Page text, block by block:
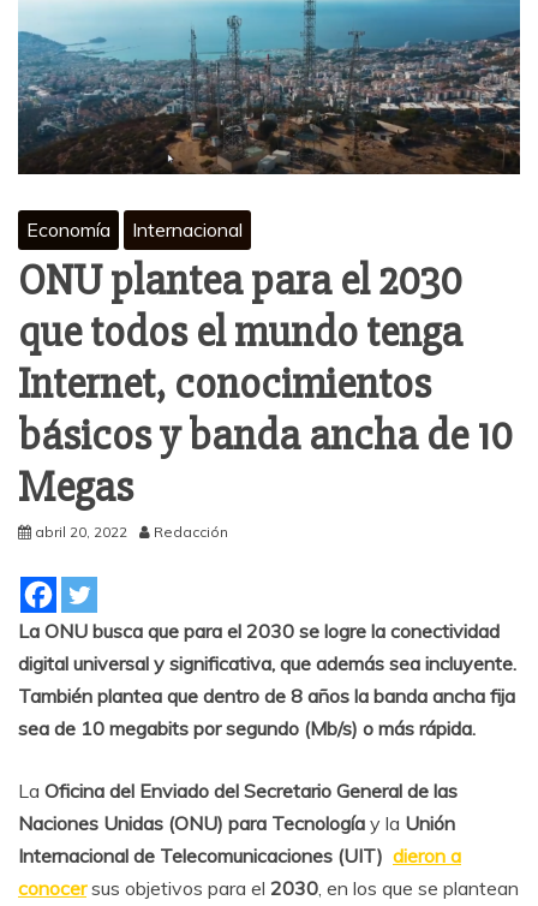
Economía Internacional
ONU plantea para el 2030
que todos el mundo tenga
Internet, conocimientos
básicos y banda ancha de 10
Megas
abril 20, 2022 Redacción
La ONU busca que para el 2030 se logre la conectividad
digital universal y significativa, que además sea incluyente.
También plantea que dentro de 8 años la banda ancha fija
sea de 10 megabits por segundo (Mb/s) o más rápida.
La Oficina del Enviado del Secretario General de las
Naciones Unidas (ONU) para Tecnología y la Unión
Internacional de Telecomunicaciones (UIT) dieron a
conocersus objetivos para el 2030 , en los que se plantean